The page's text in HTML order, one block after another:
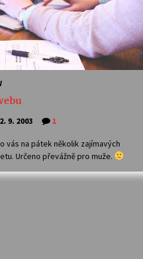
9. 2003 1
vás na pátek několik zajímavých
Určeno převážně pro muže.